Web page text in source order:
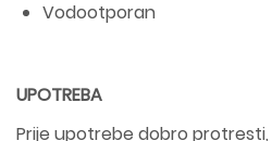
Vodootporan
UPOTREBA
Prije upotrebe dobro